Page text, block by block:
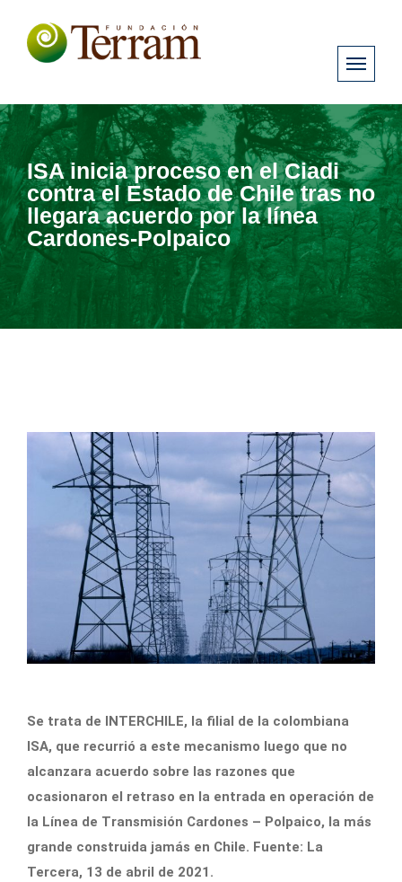
ISA inicia proceso en el Ciadi
contra el Estado de Chile tras no
llegara acuerdo por la línea
Cardones-Polpaico
Se trata de INTERCHILE, la filial de la colombiana
ISA, que recurrió a este mecanismo luego que no
alcanzara acuerdo sobre las razones que
ocasionaron el retraso en la entrada en operación de
la Línea de Transmisión Cardones – Polpaico, la más
grande construida jamás en Chile. Fuente: La
Tercera, 13 de abril de 2021.